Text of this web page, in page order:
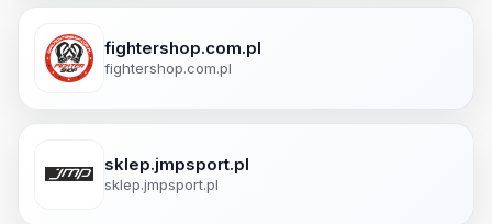
fightershop.com.pl
fightershop.com.pl
sklep.jmpsport.pl
sklep.jmpsport.pl